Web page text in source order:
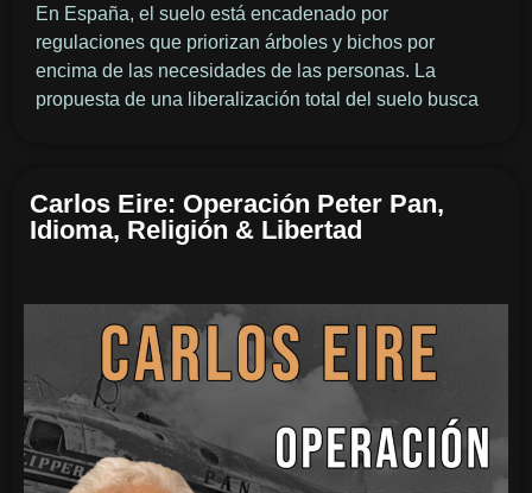
En España, el suelo está encadenado por
regulaciones que priorizan árboles y bichos por
encima de las necesidades de las personas. La
propuesta de una liberalización total del suelo busca
Carlos Eire: Operación Peter Pan,
Idioma, Religión & Libertad